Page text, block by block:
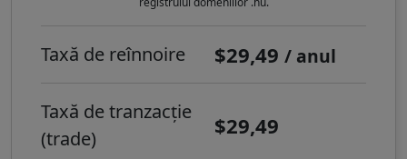
Taxă de reînnoire $29,49 / anul
Taxă de tranzacție
(trade)
$29,49